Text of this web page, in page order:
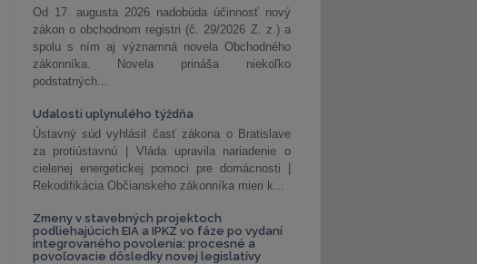
Od 17. augusta 2026 nadobúda účinnosť nový
zákon o obchodnom registri (č. 29/2026 Z. z.) a
spolu s ním aj významná novela Obchodného
zákonníka. Novela prináša niekoľko
podstatných...
Udalosti uplynulého týždňa
Ústavný súd vyhlásil časť zákona o Bratislave
za protiústavnú | Vláda upravila nariadenie o
cielenej energetickej pomoci pre domácnosti |
Rekodifikácia Občianskeho zákonníka mieri k...
Zmeny v stavebných projektoch
podliehajúcich EIA a IPKZ vo fáze po vydaní
integrovaného povolenia: procesné a
povoľovacie dôsledky novej legislatívy